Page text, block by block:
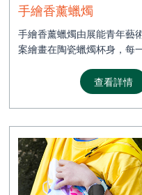
手繪香薰蠟燭
手繪香薰蠟燭由展能青年藝
案繪畫在陶瓷蠟燭杯身，每
查看詳情